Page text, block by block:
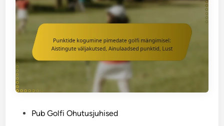
Pub Golfi Ohutusjuhised